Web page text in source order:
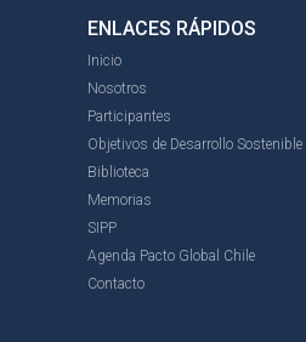
ENLACES RÁPIDOS
Inicio
Nosotros
Participantes
Objetivos de Desarrollo Sostenible
Biblioteca
Memorias
SIPP
Agenda Pacto Global Chile
Contacto